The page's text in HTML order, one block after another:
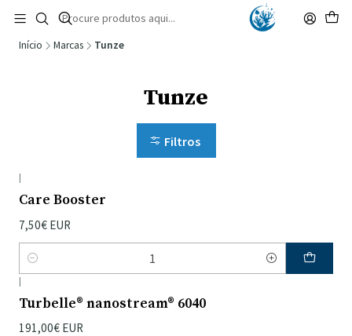
🚚 Portugal Continental: Portes Grátis desde 149,90€ (Envio extresso: 14,90€)
Ler mais
Início Marcas Tunze
Tunze
Filtros
|
Care Booster
7,50€ EUR
Quantidade
|
Turbelle® nanostream® 6040
191,00€ EUR